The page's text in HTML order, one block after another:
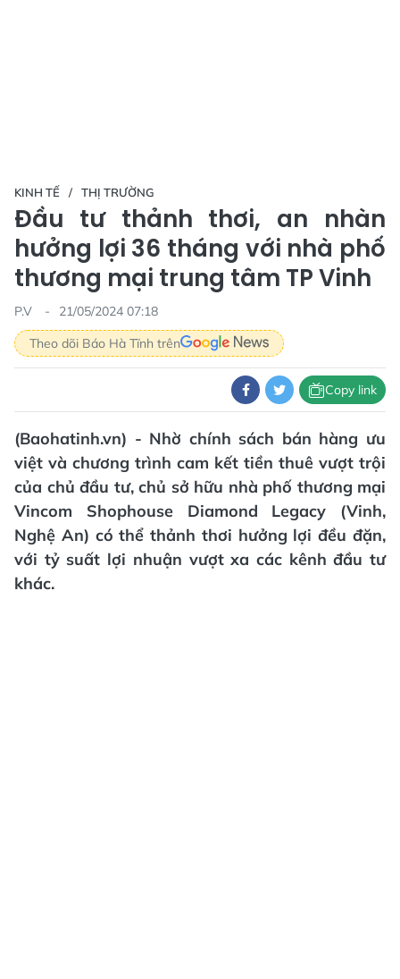
KINH TẾ THỊ TRƯỜNG
Đầu tư thảnh thơi, an nhàn
hưởng lợi 36 tháng với nhà phố
thương mại trung tâm TP Vinh
P.V
21/05/2024 07:18
Theo dõi Báo Hà Tĩnh trên
Copy link
(Baohatinh.vn) - Nhờ chính sách bán hàng ưu
việt và chương trình cam kết tiền thuê vượt trội
của chủ đầu tư, chủ sở hữu nhà phố thương mại
Vincom Shophouse Diamond Legacy (Vinh,
Nghệ An) có thể thảnh thơi hưởng lợi đều đặn,
với tỷ suất lợi nhuận vượt xa các kênh đầu tư
khác.